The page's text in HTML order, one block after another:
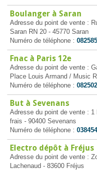
Boulanger à Saran
Adresse du point de vente :
Saran RN 20 - 45770 Saran
Numéro de téléphone :
Fnac à Paris 12e
Adresse du point de vente :
Place Louis Armand / Music
Numéro de téléphone :
But à Sevenans
Adresse du point de vente : 1
frais - 90400 Sevenans
Numéro de téléphone :
Electro dépôt à Fréjus
Adresse du point de vente :
Lachenaud - 83600 Fréjus